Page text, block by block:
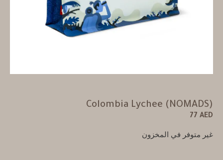
Colombia Lychee (NOMADS)
77 AED
غير متوفر في المخزون